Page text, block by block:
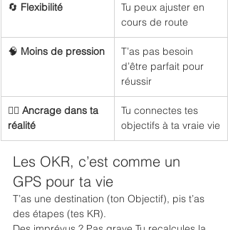
🔄 Flexibilité
Tu peux ajuster en
cours de route
🧠 Moins de pression
T’as pas besoin
d’être parfait pour
réussir
🧘‍♀️ Ancrage dans ta
réalité
Tu connectes tes
objectifs à ta vraie vie
Les OKR, c’est comme un
GPS pour ta vie
T’as une destination (ton Objectif), pis t’as
des étapes (tes KR).